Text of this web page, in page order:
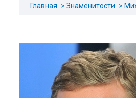
Главная Знаменитости